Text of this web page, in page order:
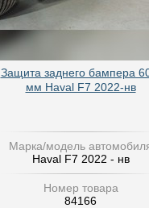
Защита заднего бампера
мм Haval F7 2022-нв
Марка/модель
Haval F7 2022 - нв
Номер товара
84166